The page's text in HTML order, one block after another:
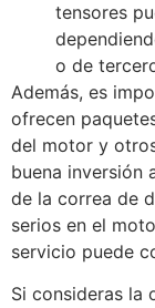
tensores
o de
Además, es
ofrecen
del motor y
buena inversión
de la correa de
serios en el
servicio puede
Si consideras la